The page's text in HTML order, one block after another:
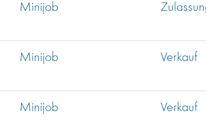
Minijob
Minijob Verkauf
Minijob Verkauf